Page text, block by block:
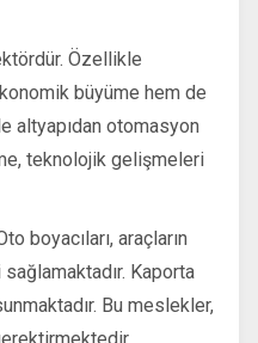
Özellikle
büyüme hem de
altyapıdan otomasyon
teknolojik gelişmeleri
boyacıları, araçların
Kaporta
Bu meslekler,